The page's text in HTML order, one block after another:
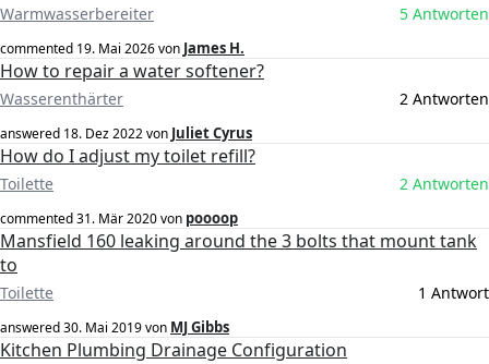
Warmwasserbereiter 5 Antworten
commented 19. Mai 2026von James H.
How to repair a water softener?
Wasserenthärter 2 Antworten
answered 18. Dez 2022von Juliet Cyrus
How do I adjust my toilet refill?
Toilette 2 Antworten
commented31. Mär 2020von poooop
Mansfield 160 leaking around the 3 bolts that mount tank
to
Toilette 1 Antwort
answered30. Mai 2019von MJ Gibbs
Kitchen Plumbing Drainage Configuration